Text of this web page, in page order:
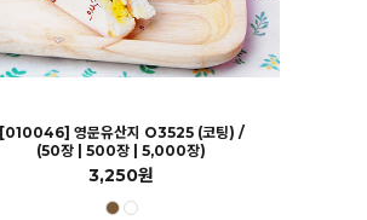
[010046] 영문유산지 O3525 (코팅) /
(50장 | 500장 | 5,000장)
3,250원